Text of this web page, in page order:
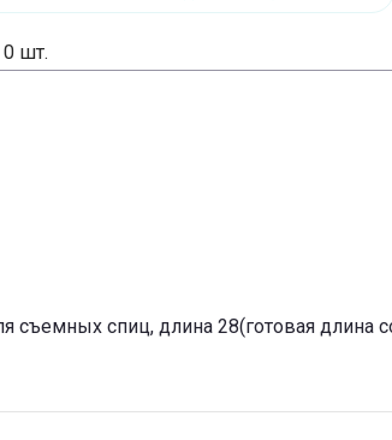
0 шт.
съемных спиц, длина 28(готовая длина